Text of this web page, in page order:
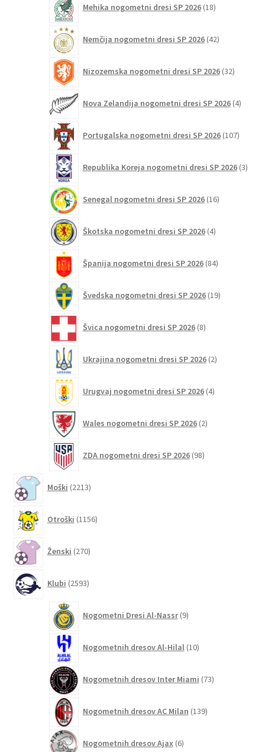
Mehika nogometni dresi SP 2026 18izdelkov
Nemčija nogometni dresi SP 2026 42izdelkov
Nizozemska nogometni dresi SP 2026 32izdelkov
Nova Zelandija nogometni dresi SP 2026 4izdelki
Portugalska nogometni dresi SP 2026 107
Republika Koreja nogometni dresi SP 2026 3
Senegal nogometni dresi SP 2026 16izdelkov
Škotska nogometni dresi SP 2026 4izdelki
Španija nogometni dresi SP 2026 84izdelkov
Švedska nogometni dresi SP 2026 19izdelkov
Švica nogometni dresi SP 2026 8izdelkov
Ukrajina nogometni dresi SP 2026 2izdelka
Urugvaj nogometni dresi SP 2026 4izdelki
Wales nogometni dresi SP 2026 2izdelka
ZDA nogometni dresi SP 2026 98izdelkov
Moški 2213izdelkov
Otroški 1156izdelkov
Ženski 270izdelkov
Klubi 2593izdelkov
Nogometni Dresi Al-Nassr 9izdelkov
Nogometnih dresov Al-Hilal 10izdelkov
Nogometnih dresov Inter Miami 73izdelkov
Nogometnih dresov AC Milan 139izdelkov
Nogometnih dresov Ajax 6izdelkov